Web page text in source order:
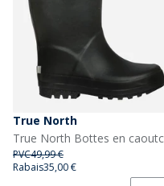
True North
PVC49,99 €
Rabais35,00 €